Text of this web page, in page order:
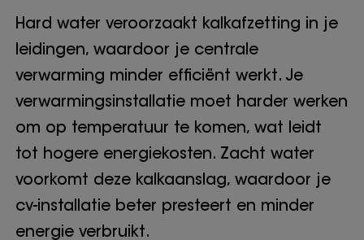
Hard water veroorzaakt kalkafzetting in je
leidingen, waardoor je centrale
verwarming minder efficiënt werkt. Je
verwarmingsinstallatie moet harder werken
om op temperatuur te komen, wat leidt
tot hogere energiekosten. Zacht water
voorkomt deze kalkaanslag, waardoor je
cv-installatie beter presteert en minder
energie verbruikt.